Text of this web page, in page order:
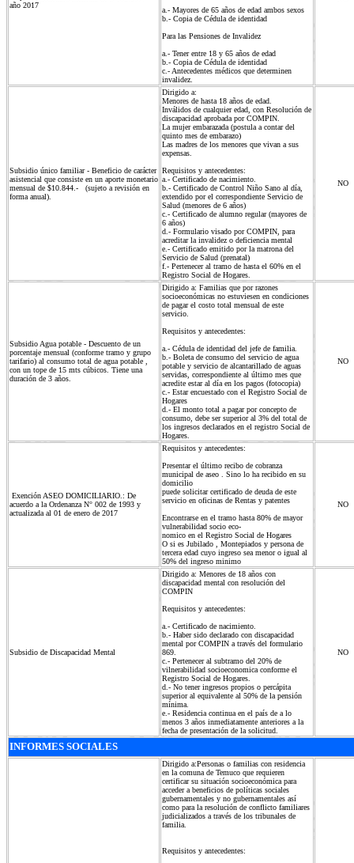
año 2017
a.- Mayores de 65 años de edad ambos sexos
b.- Copia de Cédula de identidad
Para las Pensiones de Invalidez
a.- Tener entre 18 y 65 años de edad
b.- Copia de Cédula de identidad
c.- Antecedentes médicos que determinen
invalidez.
Subsidio único familiar - Beneficio de carácter
asistencial que consiste en un aporte monetario
mensual de $10.844.- (sujeto a revisión en
forma anual).
Dirigido a:
Menores de hasta 18 años de edad.
Inválidos de cualquier edad, con Resolución de
discapacidad aprobada por COMPIN.
La mujer embarazada (postula a contar del
quinto mes de embarazo)
Las madres de los menores que vivan a sus
expensas.
Requisitos y antecedentes:
a.- Certificado de nacimiento.
b.- Certificado de Control Niño Sano al día,
extendido por el correspondiente Servicio de
Salud (menores de 6 años)
c.- Certificado de alumno regular (mayores de
6 años)
d.- Formulario visado por COMPIN, para
acreditar la invalidez o deficiencia mental
e.- Certificado emitido por la matrona del
Servicio de Salud (prenatal)
f.- Pertenecer al tramo de hasta el 60% en el
Registro Social de Hogares.
NO
Subsidio Agua potable - Descuento de un
porcentaje mensual (conforme tramo y grupo
tarifario) al consumo total de agua potable ,
con un tope de 15 mts cúbicos. Tiene una
duración de 3 años.
Dirigido a: Familias que por razones
socioeconómicas no estuviesen en condiciones
de pagar el costo total mensual de este
servicio.
Requisitos y antecedentes:
a.- Cédula de identidad del jefe de familia.
b.- Boleta de consumo del servicio de agua
potable y servicio de alcantarillado de aguas
servidas, correspondiente al último mes que
acredite estar al día en los pagos (fotocopia)
c.- Estar encuestado con el Registro Social de
Hogares
d.- El monto total a pagar por concepto de
consumo, debe ser superior al 3% del total de
los ingresos declarados en el registro Social de
Hogares.
NO
Exención ASEO DOMICILIARIO.: De
acuerdo a la Ordenanza N° 002 de 1993 y
actualizada al 01 de enero de 2017
Requisitos y antecedentes:
Presentar el último recibo de cobranza
municipal de aseo . Sino lo ha recibido en su
domicilio
puede solicitar certificado de deuda de este
servicio en oficinas de Rentas y patentes
Encontrarse en el tramo hasta 80% de mayor
vulnerabilidad socio eco-
nomico en el Registro Social de Hogares
O si es Jubilado , Montepiados y persona de
tercera edad cuyo ingreso sea menor o igual al
50% del ingreso minimo
NO
Subsidio de Discapacidad Mental
Dirigido a: Menores de 18 años con
discapacidad mental con resolución del
COMPIN
Requisitos y antecedentes:
a.- Certificado de nacimiento.
b.- Haber sido declarado con discapacidad
mental por COMPIN a través del formulario
869.
c.- Pertenecer al subtramo del 20% de
vilnerabilidad socioeconomica conforme el
Registro Social de Hogares.
d.- No tener ingresos propios o percápita
superior al equivalente al 50% de la pensión
mínima.
e.- Residencia continua en el país de a lo
menos 3 años inmediatamente anteriores a la
fecha de presentación de la solicitud.
NO
INFORMES SOCIALES
Dirigido a:Personas o familias con residencia
en la comuna de Temuco que requieren
certificar su situación socioeconómica para
acceder a beneficios de políticas sociales
gubernamentales y no gubernamentales así
como para la resolución de conflicto familiares
judicializados a través de los tribunales de
familia.
Requisitos y antecedentes: